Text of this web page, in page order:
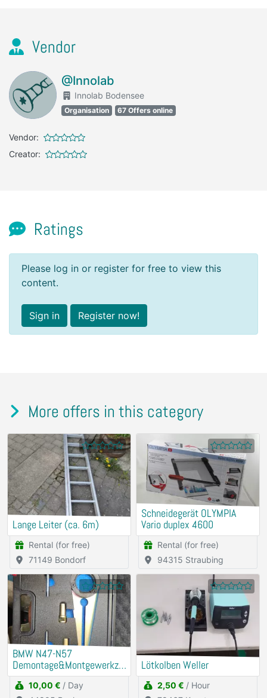
Vendor
@Innolab
Innolab Bodensee
Organisation 67 Offers online
Vendor:
Creator:
Ratings
Please log in or register for free to view this
content.
Sign in Register now!
More offers in this category
Lange Leiter (ca. 6m)
Rental (for free)
71149 Bondorf
Schneidegerät OLYMPIA
Vario duplex 4600
Rental (for free)
94315 Straubing
BMW N47-N57
Demontage&Montgewerkze
ug Riemenscheibe
Schwigungsdämfper
10,00 € / Day
Lötkolben Weller
2,50 € / Hour